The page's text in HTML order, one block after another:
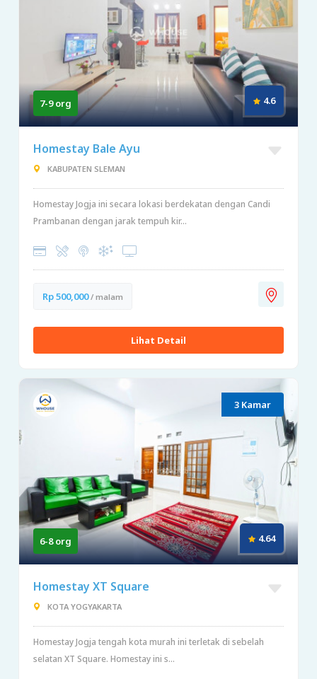
7-9 org 4.6
Homestay Bale Ayu
KABUPATEN SLEMAN
Homestay Jogja ini secara lokasi berdekatan dengan Candi
Prambanan dengan jarak tempuh kir...
Rp 500,000/ malam
Lihat Detail
3 Kamar
6-8 org 4.64
Homestay XT Square
KOTA YOGYAKARTA
Homestay Jogja tengah kota murah ini terletak di sebelah
selatan XT Square. Homestay ini s...